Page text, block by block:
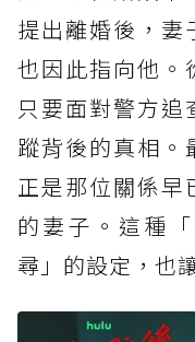
提出離婚後，妻
也因此指向他。
只要面對警方
蹤背後的真相。
正是那位關係早
的妻子。這種
尋」的設定，也